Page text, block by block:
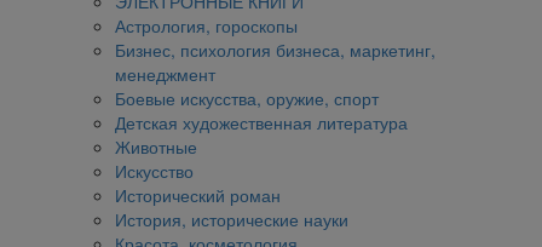
Астрология, гороскопы
Бизнес, психология бизнеса, маркетинг,
менеджмент
Боевые искусства, оружие, спорт
Детская художественная литература
Животные
Искусство
Исторический роман
История, исторические науки